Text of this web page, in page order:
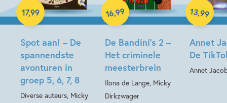
Spot aan! – De
spannendste
avonturen in
groep 5, 6, 7, 8
Diverse auteurs, Micky
17,99
Hardcover
De Bandini’s 2 –
Het criminele
meesterbrein
Ilona de Lange, Micky
Dirkzwager
16,99
Hardcover
Annet
De
Annet
13,99